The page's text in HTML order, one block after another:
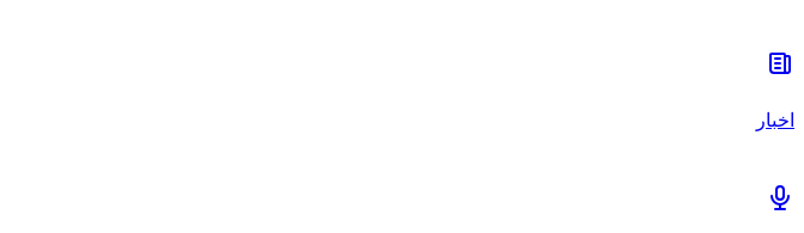
اخبار